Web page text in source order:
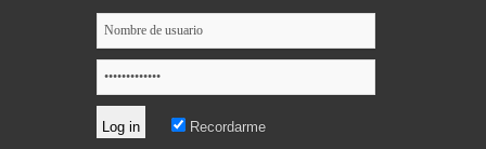
Recordarme